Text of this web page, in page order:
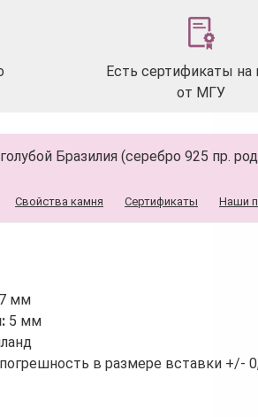
Есть сертификаты на
от МГУ
Бразилия (серебро 925 пр.
Свойства камня Сертификаты Наши
7 мм
5 мм
в размере вставки +/-